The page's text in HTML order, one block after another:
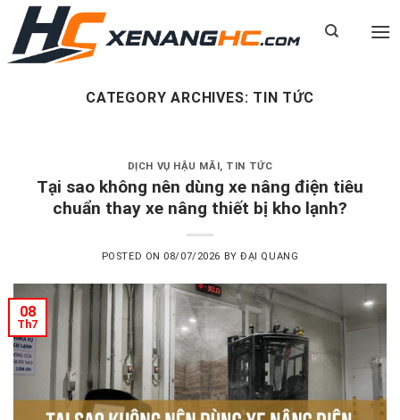
Skip
content
CATEGORY ARCHIVES: TIN TỨC
DỊCH VỤ HẬU MÃI, TIN TỨC
Tại sao không nên dùng xe nâng điện tiêu
chuẩn thay xe nâng thiết bị kho lạnh?
POSTED ON 08/07/2026 BYĐẠI QUANG
08
Th7